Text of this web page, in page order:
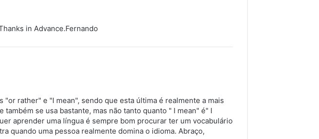
in Advance.Fernando
rather" e "I mean", sendo que esta última é realmente a mais
se usa bastante, mas não tanto quanto " I mean" é" I
aprender uma língua é sempre bom procurar ter um vocabulário
quando uma pessoa realmente domina o idioma. Abraço,